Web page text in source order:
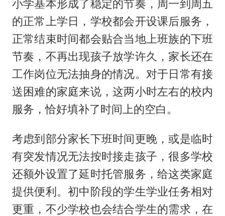
小学基本形成了稳定的节奏，周一到周五
的正常上学日，学校都会开设课后服务，
正常结束时间都会贴合当地上班族的下班
节奏，不再出现孩子放学许久，家长还在
工作岗位无法抽身的情况。对于日常有接
送困难的家庭来说，这两小时左右的校内
服务，恰好填补了时间上的空白。
考虑到部分家长下班时间更晚，或是临时
有突发情况无法按时接走孩子，很多学校
还额外设置了延时托管服务，给这类家庭
提供便利。初中阶段的学生学业任务相对
更重，不少学校也会结合学生的需求，在